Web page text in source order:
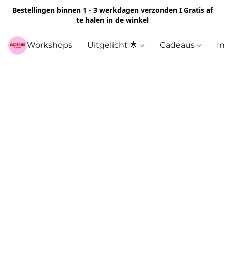
Bestellingen binnen 1 - 3 werkdagen verzonden I Gratis af
te halen in de winkel
Workshops Uitgelicht 🌟 Cadeaus